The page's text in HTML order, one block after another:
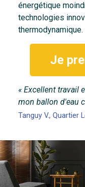
énergétique
technologies
thermodynamique.
Je
« Excellent travail
mon ballon d'eau
Tanguy V., Quartier